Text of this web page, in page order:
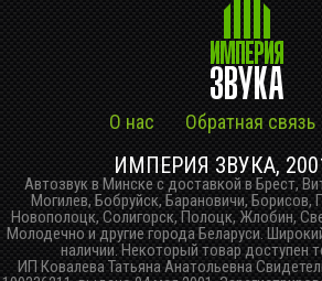
О нас Обратная связь
ИМПЕРИЯ ЗВУКА,
Автозвук в Минске с доставкой в Брест,
Могилев, Бобруйск, Барановичи,
Новополоцк, Солигорск, Полоцк, Жлобин,
Молодечно и другие города Беларуси.
наличии. Некоторый товар доступен
ИП Ковалева Татьяна Анатольевна